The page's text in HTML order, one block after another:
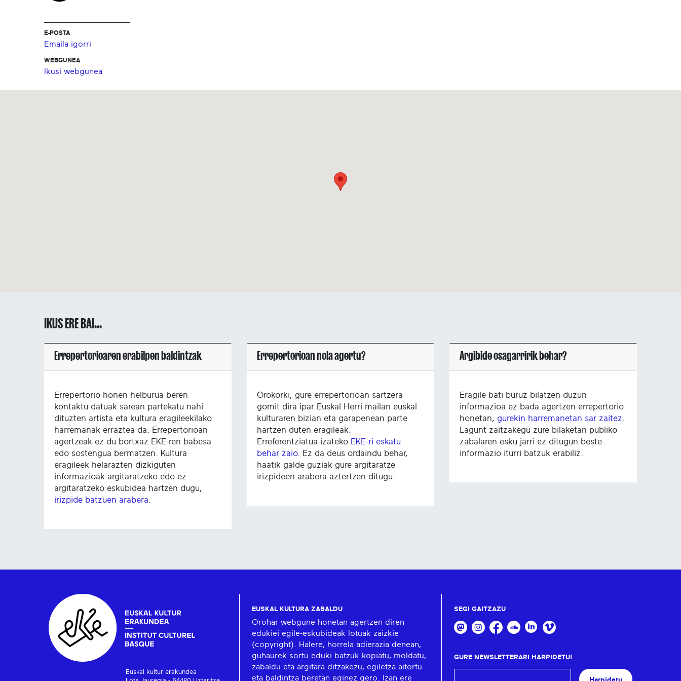
E-POSTA
Emaila igorri
WEBGUNEA
Ikusi webgunea
IKUS ERE BAI...
Errepertorioaren erabilpen baldintzak
Errepertorio honen helburua beren
kontaktu datuak sarean partekatu nahi
dituzten artista eta kultura eragileekilako
harremanak erraztea da. Errepertorioan
agertzeak ez du bortxaz EKE-ren babesa
edo sostengua bermatzen. Kultura
eragileek helarazten dizkiguten
informazioak argitaratzeko edo ez
argitaratzeko eskubidea hartzen dugu,
irizpide batzuen arabera
Errepertorioan nola agertu?
Orokorki, gure errepertorioan sartzera
gomit dira ipar Euskal Herri mailan euskal
kulturaren bizian eta garapenean parte
hartzen duten eragileak.
Erreferentziatua izateko EKE-ri eskatu
behar zaio. Ez da deus ordaindu behar,
haatik galde guziak gure argitaratze
irizpideen arabera aztertzen ditugu.
Argibide osagarririk behar?
Eragile bati buruz bilatzen duzun
informazioa ez bada agertzen errepertorio
honetan, gurekin harremanetan sar zaitez
Lagunt zaitzakegu zure bilaketan publiko
zabalaren esku jarri ez ditugun beste
informazio iturri batzuk erabiliz.
Euskal kultur erakundea
EUSKAL KULTURA ZABALDU
Orohar webgune honetan agertzen diren
edukiei egile-eskubideak lotuak zaizkie
(copyright). Halere, horrela adierazia denean,
guhaurek sortu eduki batzuk kopiatu, moldatu,
zabaldu eta argitara ditzakezu, egiletza aitortu
eta baldintza beretan eginez gero. Izan ere
SEGI GAITZAZU
GURE NEWSLETTERARI HARPIDETU!